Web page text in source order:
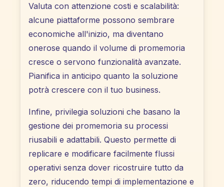
Valuta con attenzione costi e scalabilità:
alcune piattaforme possono sembrare
economiche all'inizio, ma diventano
onerose quando il volume di promemoria
cresce o servono funzionalità avanzate.
Pianifica in anticipo quanto la soluzione
potrà crescere con il tuo business.
Infine, privilegia soluzioni che basano la
gestione dei promemoria su processi
riusabili e adattabili. Questo permette di
replicare e modificare facilmente flussi
operativi senza dover ricostruire tutto da
zero, riducendo tempi di implementazione e